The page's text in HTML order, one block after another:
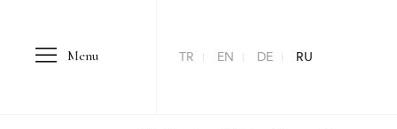
Menu TR EN DE RU